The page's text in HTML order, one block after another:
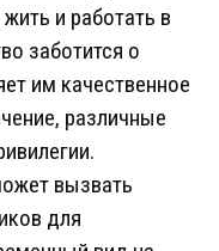
и работать в
заботится о
им качественное
различные
вызвать
для